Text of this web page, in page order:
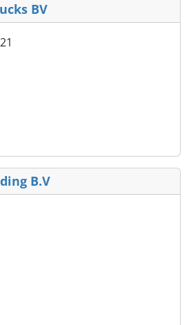
BV
B.V